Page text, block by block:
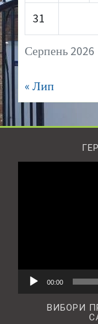
Серпень 2026
31
« Лип
00:00
ВИБОРИ